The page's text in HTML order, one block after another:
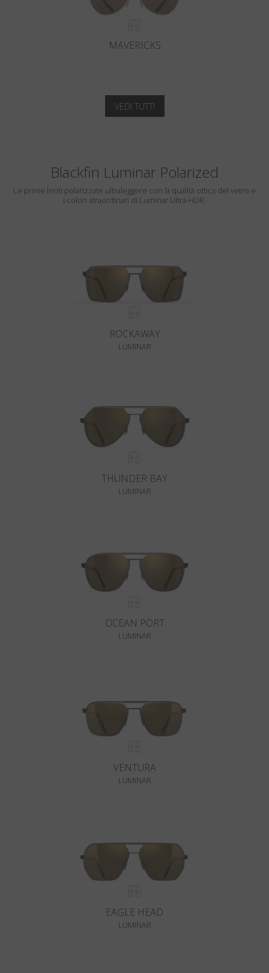
MAVERICKS
VEDI TUTTI
Blackfin Luminar Polarized
Le prime lenti polarizzate ultraleggere con la qualità ottica del vetro e
i colori straordinari di Luminar Ultra-HDR.
ROCKAWAY
LUMINAR
THUNDER BAY
LUMINAR
OCEAN PORT
LUMINAR
VENTURA
LUMINAR
EAGLE HEAD
LUMINAR